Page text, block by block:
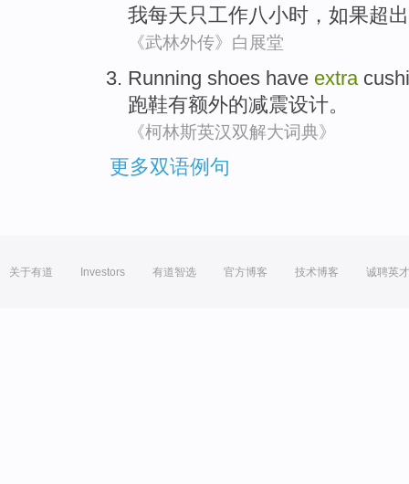
我每天只工作八小时 ， 如果超
《武林外传》白展堂
Running shoes have extra
跑鞋有额外的减震设计。
《柯林斯英汉双解大词典》
更多双语例句
关于有道 Investors 有道智选 官方博客 技术博客 诚聘英才